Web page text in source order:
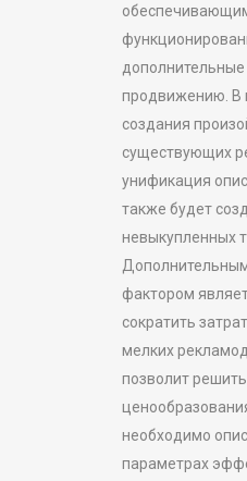
дополнительные
продвижению. В
создания
существующих
унификация
также будет
невыкупленных
фактором
сократить
мелких
позволит
необходимо
параметрах